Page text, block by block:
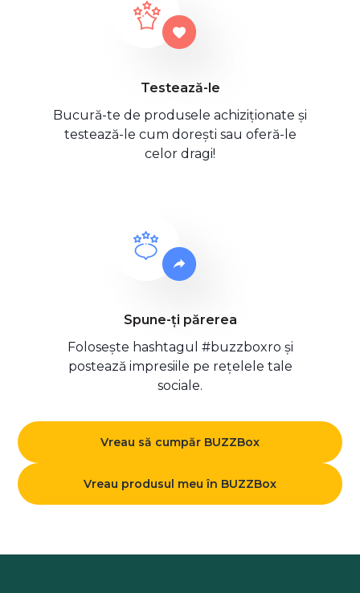
Testează-le
Bucură-te de produsele achiziționate și
testează-le cum dorești sau oferă-le
celor dragi!
Spune-ți părerea
Folosește hashtagul #buzzboxro și
postează impresiile pe rețelele tale
sociale.
Vreau să cumpăr BUZZBox
Vreau produsul meu în BUZZBox